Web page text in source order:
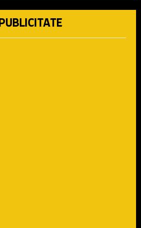
PUBLICITATE